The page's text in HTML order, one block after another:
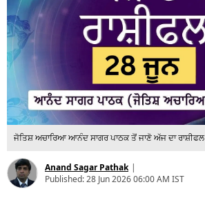
ਜੋਤਿਸ਼ ਅਚਾਰਿਆ ਆਨੰਦ ਸਾਗਰ ਪਾਠਕ ਤੋਂ ਜਾਣੋ ਅੱਜ ਦਾ ਰਾਸ਼ੀਫਲ
Anand Sagar Pathak |
Published:28 Jun 2026 06:00 AM IST